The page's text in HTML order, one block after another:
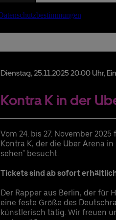
Dienstag,25.11.202520:00 Uhr,
Kontra K in der
Vom 24. bis 27. November
Kontra K, der die Uber Arena
sehen" besucht.
Tickets sind ab sofort
Der Rapper aus Berlin, der für
eine feste Größe des
künstlerisch tätig. Wir freuen in